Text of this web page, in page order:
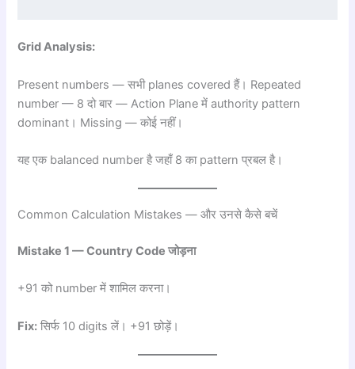
Grid Analysis:
Present numbers — सभी planes covered हैं। Repeated
number — 8 दो बार — Action Plane में authority pattern
dominant। Missing — कोई नहीं।
यह एक balanced number है जहाँ 8 का pattern प्रबल है।
Common Calculation Mistakes — और उनसे कैसे बचें
Mistake 1 — Country Code जोड़ना
+91 को number में शामिल करना।
Fix: सिर्फ 10 digits लें। +91 छोड़ें।